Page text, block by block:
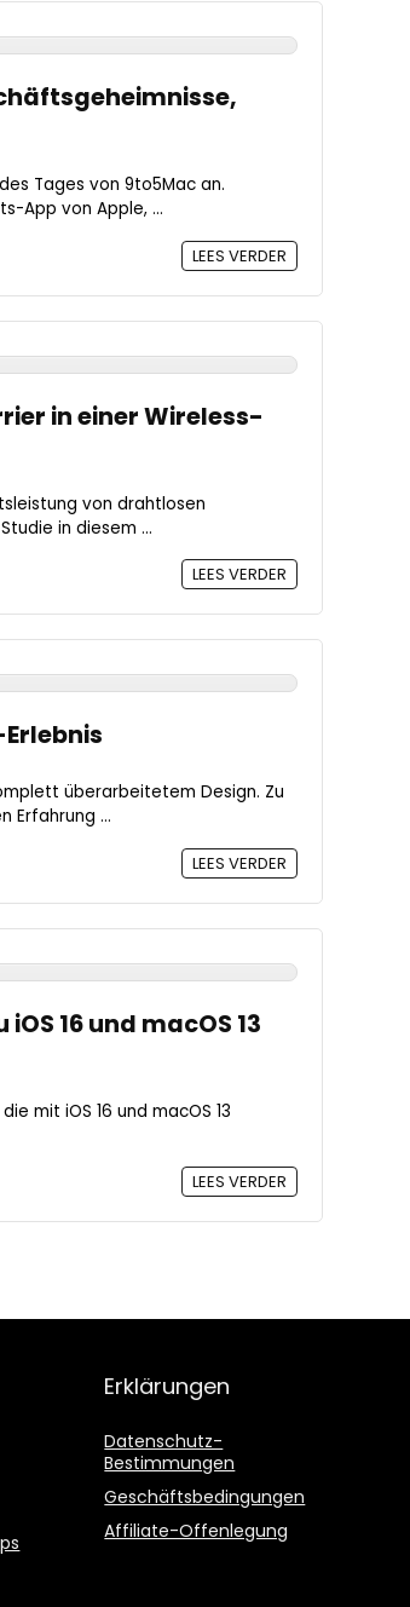
Tages von 9to5Mac an.
App von Apple, ...
LEES VERDER
in einer Wireless-
von drahtlosen
in diesem ...
LEES VERDER
überarbeitetem Design. Zu
Erfahrung ...
LEES VERDER
16 und macOS 13
mit iOS 16 und macOS 13
LEES VERDER
Erklärungen
Datenschutz-
Bestimmungen
Geschäftsbedingungen
Affiliate-Offenlegung